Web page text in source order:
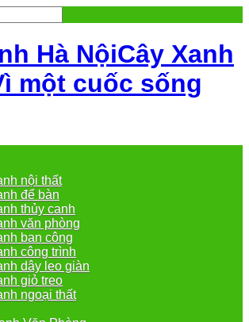
Cây Xanh
một cuốc sống
nội thất
để bàn
thủy canh
văn phòng
ban công
công trình
dây leo giàn
giỏ treo
ngoại thất